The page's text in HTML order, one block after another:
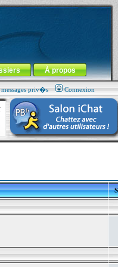
À propos
priv�s Connexion